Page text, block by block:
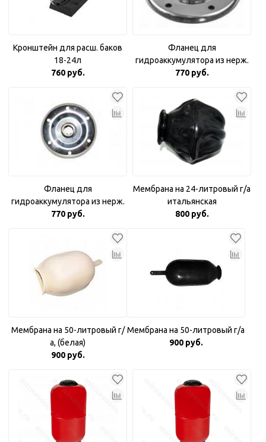
Кронштейн для расш. баков
18-24л
760 руб.
Фланец для
гидроаккумулятора из нерж.
стали 3/4"
770 руб.
Фланец для
гидроаккумулятора из нерж.
стали 1"
770 руб.
Мембрана на 24-литровый г/а
итальянская
800 руб.
Мембрана на 50-литровый г/
а, (белая)
900 руб.
Мембрана на 50-литровый г/а
900 руб.